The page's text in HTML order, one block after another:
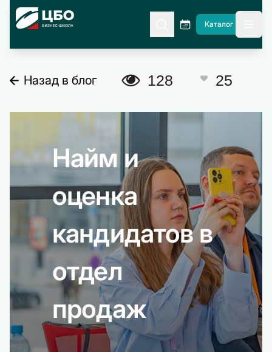
CBO
Каталог
Назад в блог A 128 C 25
Найм и
оценка
кандидатов в
отдел
продаж